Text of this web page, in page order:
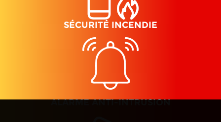
SÉCURITÉ INCENDIE
ALARME ANTI-INTRUSION